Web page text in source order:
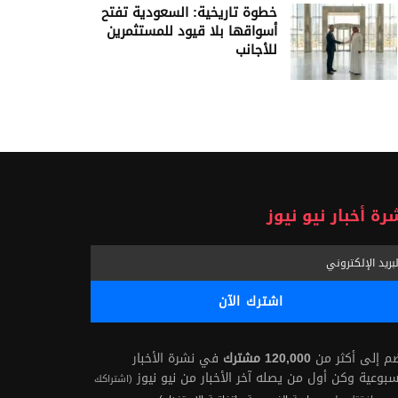
خطوة تاريخية: السعودية تفتح
أسواقها بلا قيود للمستثمرين
للأجانب
أخبار نيو نيوز
إلى أكثر من 120,000 مشترك
في نشرة الأخبار
وكن أول من يصله آخر الأخبار من نيو نيوز (اشتراكك